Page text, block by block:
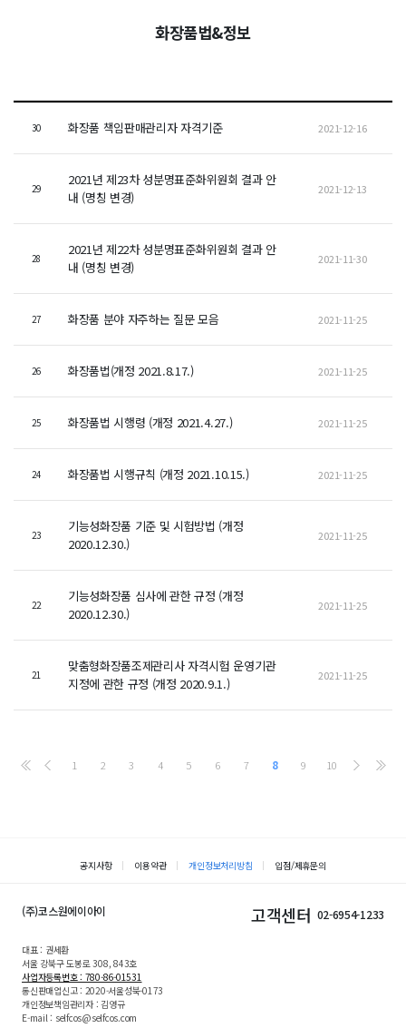
화장품법&정보
30 화장품 책임판매관리자 자격기준 2021-12-16
29
2021년 제23차 성분명표준화위원회 결과 안
내 (명칭 변경)
2021-12-13
28
2021년 제22차 성분명표준화위원회 결과 안
내 (명칭 변경)
2021-11-30
27 화장품 분야 자주하는 질문 모음 2021-11-25
26 화장품법(개정 2021.8.17.) 2021-11-25
25 화장품법 시행령 (개정 2021.4.27.) 2021-11-25
24 화장품법 시행규칙 (개정 2021.10.15.) 2021-11-25
23
기능성화장품 기준 및 시험방법 (개정
2020.12.30.)
2021-11-25
22
기능성화장품 심사에 관한 규정 (개정
2020.12.30.)
2021-11-25
21
맞춤형화장품조제관리사 자격시험 운영기관
지정에 관한 규정 (개정 2020.9.1.)
2021-11-25
1 2 3 4 5 6 7 8 9 10
공지사항 이용약관 개인정보처리방침 입점/제휴문의
(주)코스원에이아이
대표 : 권세환
서울 강북구 도봉로 308, 843호
사업자등록번호 : 780-86-01531
통신판매업신고 : 2020-서울성북-0173
개인정보책임관리자 : 김영규
E-mail : selfcos@selfcos.com
고객센터 02-6954-1233